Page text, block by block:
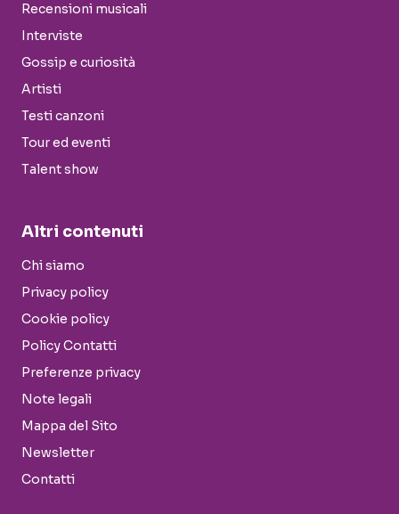
Recensioni musicali
Interviste
Gossip e curiosità
Artisti
Testi canzoni
Tour ed eventi
Talent show
Altri contenuti
Chi siamo
Privacy policy
Cookie policy
Policy Contatti
Preferenze privacy
Note legali
Mappa del Sito
Newsletter
Contatti